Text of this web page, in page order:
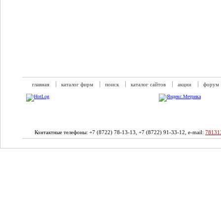
главная каталог фирм поиск каталог сайтов акции форум
Контактные телефоны: +7 (8722) 78-13-13, +7 (8722) 91-33-12, e-mail: